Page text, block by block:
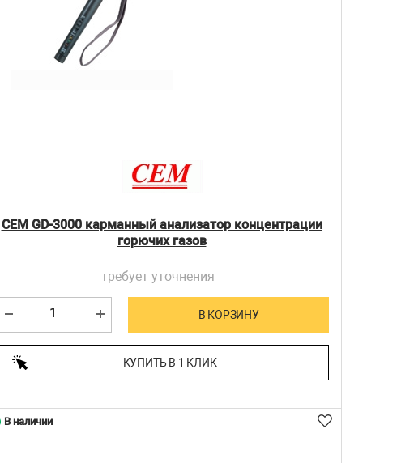
CEM GD-3000 карманный анализатор концентрации
горючих газов
требует уточнения
В КОРЗИНУ
КУПИТЬ В 1 КЛИК
В наличии